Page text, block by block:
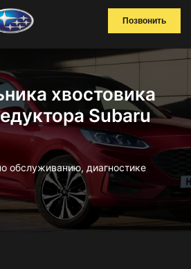
Позвонить
хвостовика
Subaru
обслуживанию, диагностике